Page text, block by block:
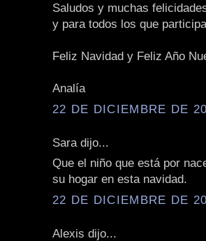
Saludos y muchas
y para todos los que
Feliz Navidad y Feliz Año
Analía
22 DE DICIEMBRE DE
Sara dijo...
Que el niño que está por
su hogar en esta navidad.
22 DE DICIEMBRE DE
Alexis dijo...